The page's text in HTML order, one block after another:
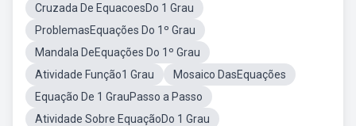
Cruzada De EquacoesDo 1 Grau
ProblemasEquações Do 1º Grau
Mandala DeEquações Do 1º Grau
Atividade Função1 Grau
Mosaico DasEquações
Equação De 1 GrauPasso a Passo
Atividade Sobre EquaçãoDo 1 Grau